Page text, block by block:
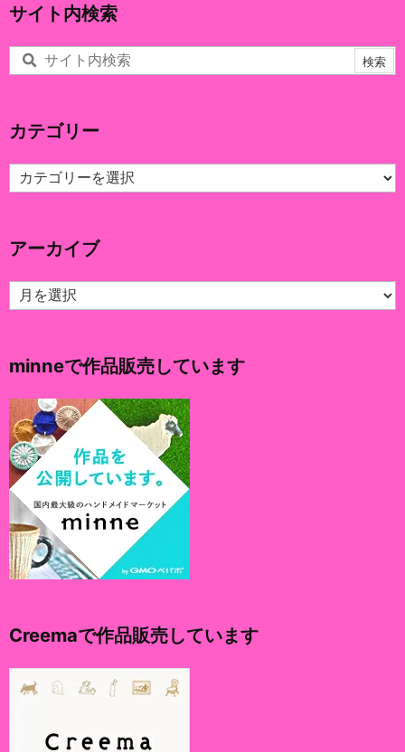
サイト内検索
カテゴリー
カ
テ
ー
アーカイブ
ア
ー
ブ
minneで作品販売しています
Creemaで作品販売しています